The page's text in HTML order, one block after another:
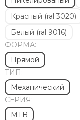
Красный (ral 3020)
Белый (ral 9016)
ФОРМА:
Прямой
ТИП:
Механический
СЕРИЯ:
МТB